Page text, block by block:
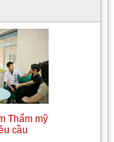
Thẩm mỹ
cầu